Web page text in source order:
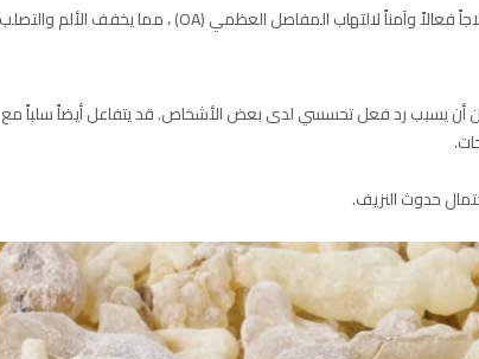
أن يسبب رد فعل تحسسي لدى بعض الأشخاص. قد يتفاعل أيضاً سلباً مع
حدوث النزيف.